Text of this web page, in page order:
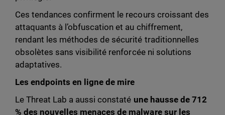
Ces tendances confirment le recours croissant des
attaquants à l’obfuscation et au chiffrement,
rendant les méthodes de sécurité traditionnelles
obsolètes sans visibilité renforcée ni solutions
adaptatives.
Les endpoints en ligne de mire
Le Threat Lab a aussi constaté une hausse de 712
% des nouvelles menaces de malware sur les